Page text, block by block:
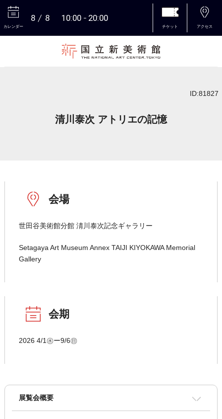
カレンダー
8 8 10:00 20:00
チケット アクセス
ID:81827
清川泰次 アトリエの記憶
会場
世田谷美術館分館 淸川泰次記念ギャラリー
Setagaya Art Museum Annex TAIJI KIYOKAWA Memorial
Gallery
会期
2026 4/1㊌ー9/6㊐
展覧会概要